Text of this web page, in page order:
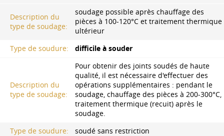
Description du
type de soudage:
soudage possible après chauffage des
pièces à 100-120°C et traitement thermique
ultérieur
Type de soudure:
difficile à souder
Description du
type de soudage:
Pour obtenir des joints soudés de haute
qualité, il est nécessaire d'effectuer des
opérations supplémentaires : pendant le
soudage, chauffage des pièces à 200-300°C,
traitement thermique (recuit) après le
soudage.
Type de soudure:
soudé sans restriction